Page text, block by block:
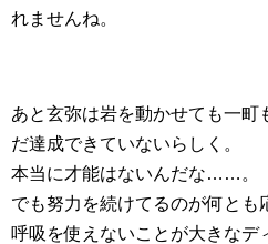
れませんね。
あと玄弥は岩を動かせても一町
だ達成できていないらしく。
本当に才能はないんだな……。
でも努力を続けてるのが何と
呼吸を使えないことが大きなデ